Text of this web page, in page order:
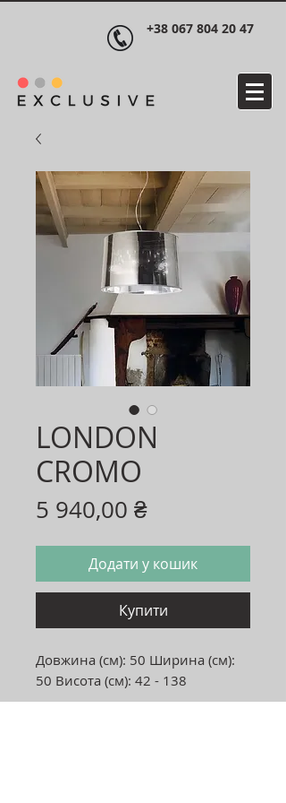
+38 067 804 20 47
LONDON
CROMO
5 940,00 ₴Ціна
Додати у кошик
Купити
Довжина (см): 50 Ширина (см):
50 Висота (см): 42 - 138